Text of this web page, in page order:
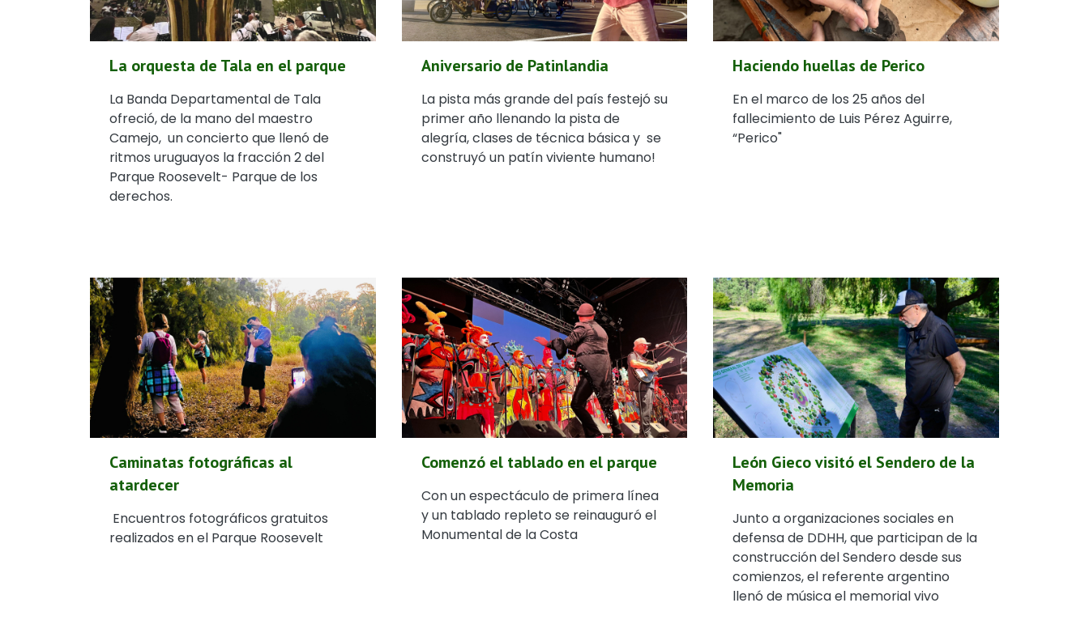
La orquesta de Tala en el parque
La Banda Departamental de Tala
ofreció, de la mano del maestro
Camejo, un concierto que llenó de
ritmos uruguayos la fracción 2 del
Parque Roosevelt- Parque de los
derechos.
Aniversario de Patinlandia
La pista más grande del país festejó su
primer año llenando la pista de
alegría, clases de técnica básica y se
construyó un patín viviente humano!
Haciendo huellas de Perico
En el marco de los 25 años del
fallecimiento de Luis Pérez Aguirre,
“Perico"
Caminatas fotográficas al
atardecer
Encuentros fotográficos gratuitos
realizados en el Parque Roosevelt
Comenzó el tablado en el parque
Con un espectáculo de primera línea
y un tablado repleto se reinauguró el
Monumental de la Costa
León Gieco visitó el Sendero de la
Memoria
Junto a organizaciones sociales en
defensa de DDHH, que participan de la
construcción del Sendero desde sus
comienzos, el referente argentino
llenó de música el memorial vivo